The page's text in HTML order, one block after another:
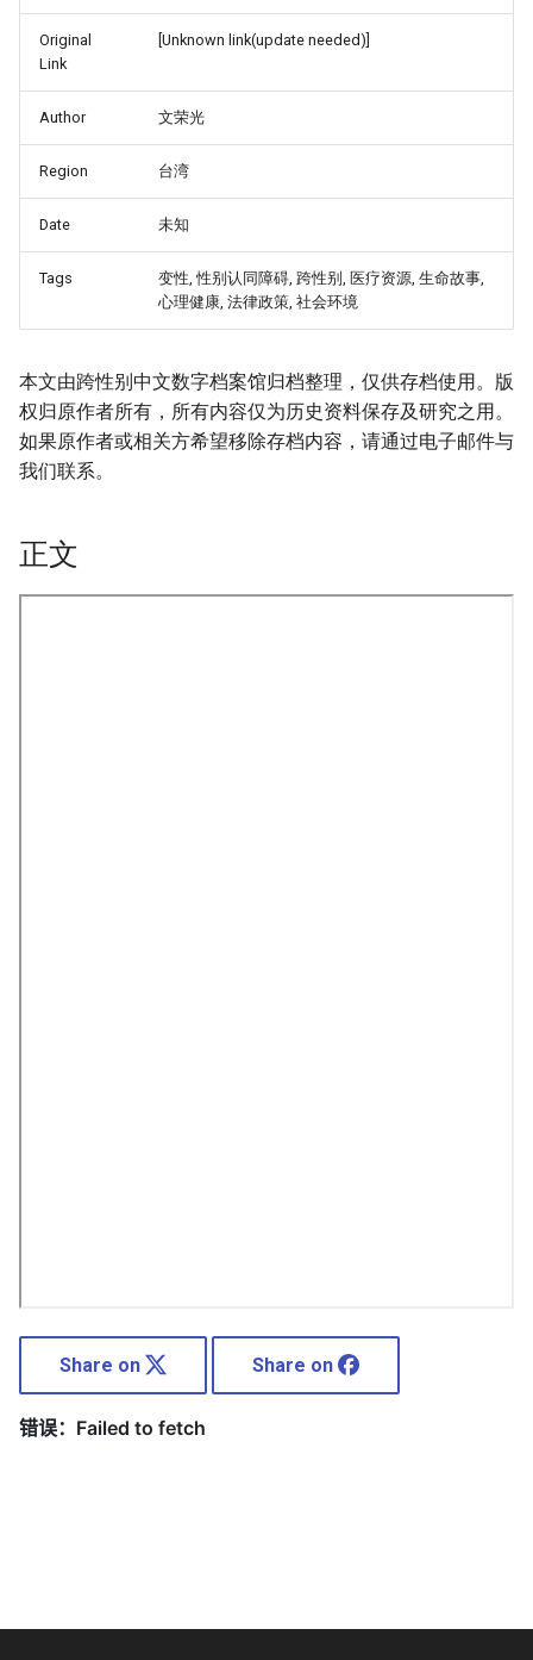
Original
Link
[Unknown link(update needed)]
Author 文荣光
Region 台湾
Date 未知
Tags
变性, 性别认同障碍, 跨性别, 医疗资源, 生命故事,
心理健康, 法律政策, 社会环境
本文由跨性别中文数字档案馆归档整理，仅供存档使用。版
权归原作者所有，所有内容仅为历史资料保存及研究之用。
如果原作者或相关方希望移除存档内容，请通过电子邮件与
我们联系。
正文
Share on Share on